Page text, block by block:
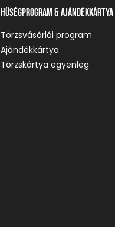
Hűségprogram & Ajándékkártya
Törzsvásárlói program
Ajándékkártya
Törzskártya egyenleg